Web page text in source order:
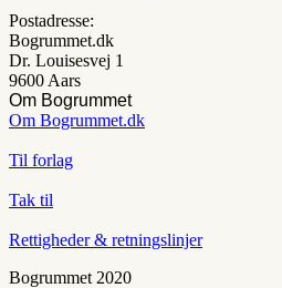
Postadresse:
Bogrummet.dk
Dr. Louisesvej 1
9600 Aars
Om Bogrummet
Om Bogrummet.dk
Til forlag
Tak til
Rettigheder & retningslinjer
Bogrummet 2020